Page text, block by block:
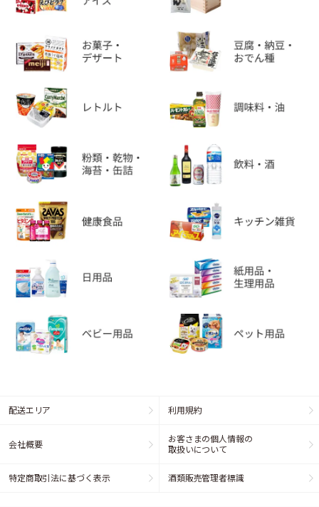
配送エリア 利用規約
会社概要
お客さまの個人情報の
取扱いについて
特定商取引法に基づく表示 酒類販売管理者標識